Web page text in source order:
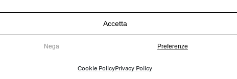
Accetta
Nega Preferenze
Cookie PolicyPrivacy Policy
120x4x270
minima di cm 40 a una larghezza
minima di cm 240 a un’altezza massima di